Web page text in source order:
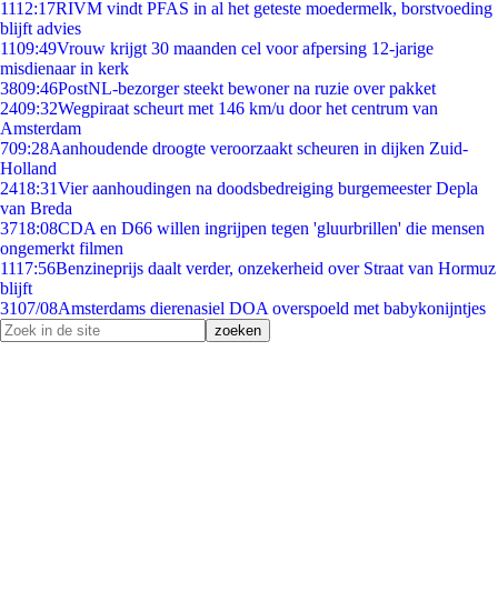
1112:17RIVM vindt PFAS in al het geteste moedermelk, borstvoeding
blijft advies
1109:49Vrouw krijgt 30 maanden cel voor afpersing 12-jarige
misdienaar in kerk
3809:46PostNL-bezorger steekt bewoner na ruzie over pakket
2409:32Wegpiraat scheurt met 146 km/u door het centrum van
Amsterdam
709:28Aanhoudende droogte veroorzaakt scheuren in dijken Zuid-
Holland
2418:31Vier aanhoudingen na doodsbedreiging burgemeester Depla
van Breda
3718:08CDA en D66 willen ingrijpen tegen 'gluurbrillen' die mensen
ongemerkt filmen
1117:56Benzineprijs daalt verder, onzekerheid over Straat van Hormuz
blijft
3107/08Amsterdams dierenasiel DOA overspoeld met babykonijntjes